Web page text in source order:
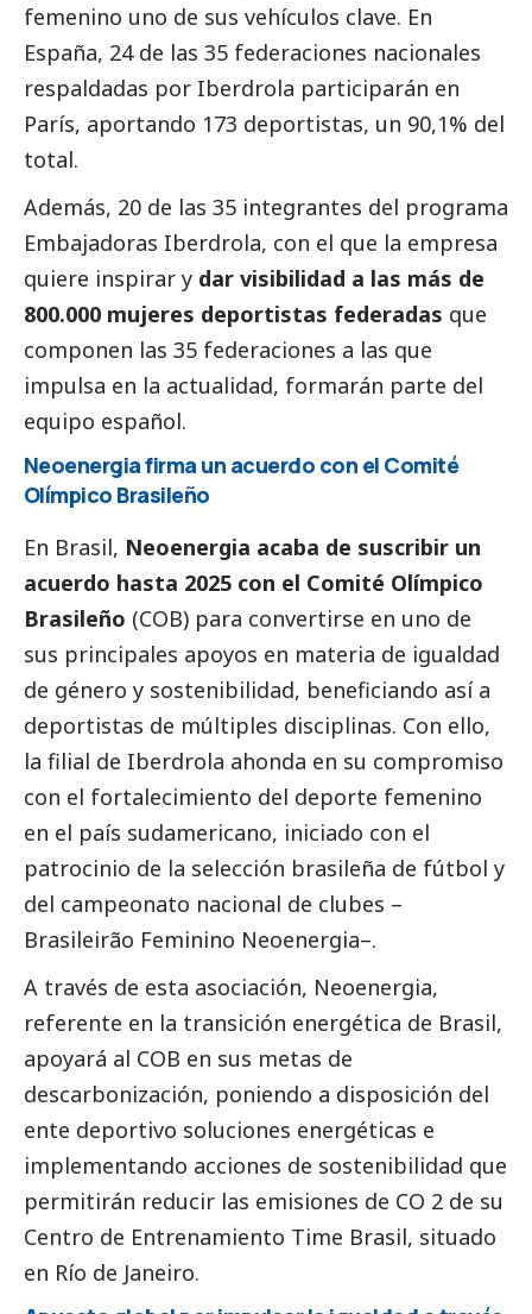
femenino uno de sus vehículos clave. En
España, 24 de las 35 federaciones nacionales
respaldadas por Iberdrola participarán en
París, aportando 173 deportistas, un 90,1% del
total.
Además, 20 de las 35 integrantes del programa
Embajadoras Iberdrola, con el que la empresa
quiere inspirar y dar visibilidad a las más de
800.000 mujeres deportistas federadas que
componen las 35 federaciones a las que
impulsa en la actualidad, formarán parte del
equipo español.
Neoenergia firma un acuerdo con el Comité
Olímpico Brasileño
En Brasil, Neoenergia acaba de suscribir un
acuerdo hasta 2025 con el Comité Olímpico
Brasileño (COB) para convertirse en uno de
sus principales apoyos en materia de igualdad
de género y sostenibilidad, beneficiando así a
deportistas de múltiples disciplinas. Con ello,
la filial de Iberdrola ahonda en su compromiso
con el fortalecimiento del deporte femenino
en el país sudamericano, iniciado con el
patrocinio de la selección brasileña de fútbol y
del campeonato nacional de clubes –
Brasileirão Feminino Neoenergia–.
A través de esta asociación, Neoenergia,
referente en la transición energética de Brasil,
apoyará al COB en sus metas de
descarbonización, poniendo a disposición del
ente deportivo soluciones energéticas e
implementando acciones de sostenibilidad que
permitirán reducir las emisiones de CO 2 de su
Centro de Entrenamiento Time Brasil, situado
en Río de Janeiro.